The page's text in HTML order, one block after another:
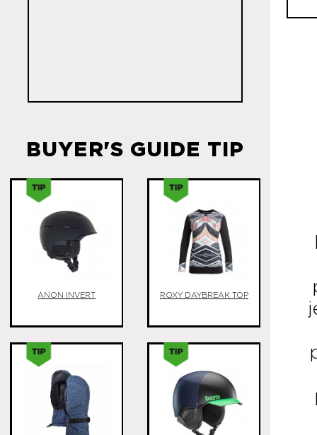
BUYER'S GUIDE TIP
ANON INVERT ROXY DAYBREAK TOP